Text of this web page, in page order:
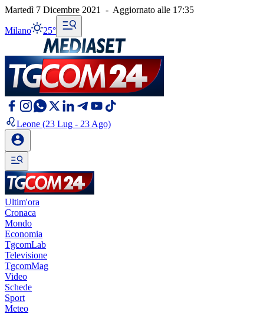
Martedì 7 Dicembre 2021 - Aggiornato alle 17:35
Milano 25°
Leone (23 Lug - 23 Ago)
Ultim'ora
Cronaca
Mondo
Economia
TgcomLab
Televisione
TgcomMag
Video
Schede
Sport
Meteo